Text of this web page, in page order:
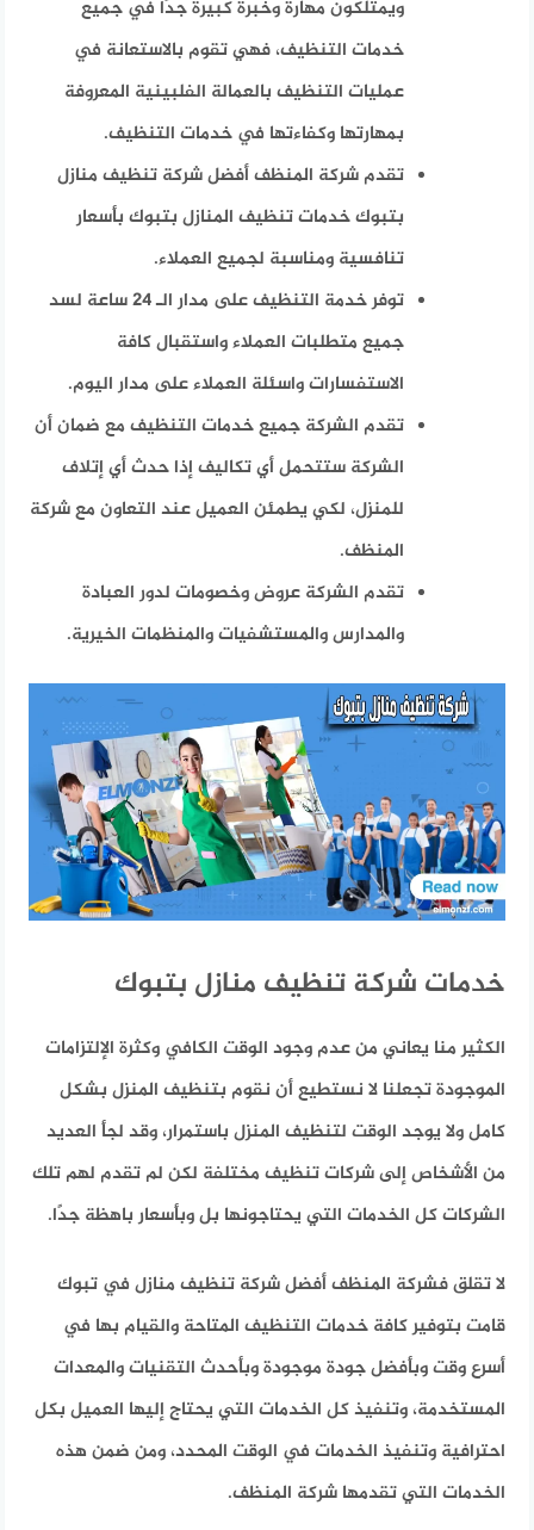
ويمتلكون مهارة وخبرة كبيرة جدًا في جميع
خدمات التنظيف، فهي تقوم بالاستعانة في
عمليات التنظيف بالعمالة الفلبينية المعروفة
بمهارتها وكفاءتها في خدمات التنظيف.
تقدم شركة المنظف أفضل شركة تنظيف منازل
بتبوك خدمات تنظيف المنازل بتبوك بأسعار
تنافسية ومناسبة لجميع العملاء.
توفر خدمة التنظيف على مدار الـ 24 ساعة لسد
جميع متطلبات العملاء واستقبال كافة
الاستفسارات واسئلة العملاء على مدار اليوم.
تقدم الشركة جميع خدمات التنظيف مع ضمان أن
الشركة ستتحمل أي تكاليف إذا حدث أي إتلاف
للمنزل، لكي يطمئن العميل عند التعاون مع شركة
المنظف.
تقدم الشركة عروض وخصومات لدور العبادة
والمدارس والمستشفيات والمنظمات الخيرية.
خدمات شركة تنظيف منازل بتبوك
الكثير منا يعاني من عدم وجود الوقت الكافي وكثرة الإلتزامات
الموجودة تجعلنا لا نستطيع أن نقوم بتنظيف المنزل بشكل
كامل ولا يوجد الوقت لتنظيف المنزل باستمرار، وقد لجأ العديد
من الأشخاص إلى شركات تنظيف مختلفة لكن لم تقدم لهم تلك
الشركات كل الخدمات التي يحتاجونها بل وبأسعار باهظة جدًا.
لا تقلق فشركة المنظف أفضل شركة تنظيف منازل في تبوك
قامت بتوفير كافة خدمات التنظيف المتاحة والقيام بها في
أسرع وقت وبأفضل جودة موجودة وبأحدث التقنيات والمعدات
المستخدمة، وتنفيذ كل الخدمات التي يحتاج إليها العميل بكل
احترافية وتنفيذ الخدمات في الوقت المحدد، ومن ضمن هذه
الخدمات التي تقدمها شركة المنظف.